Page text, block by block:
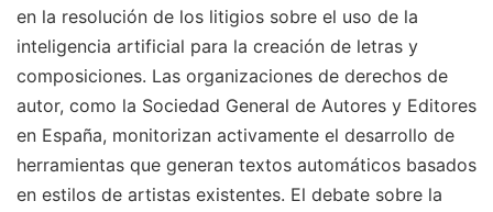
en la resolución de los litigios sobre el uso de la
inteligencia artificial para la creación de letras y
composiciones. Las organizaciones de derechos de
autor, como la Sociedad General de Autores y Editores
en España, monitorizan activamente el desarrollo de
herramientas que generan textos automáticos basados
en estilos de artistas existentes. El debate sobre la